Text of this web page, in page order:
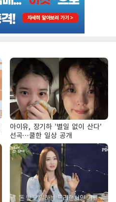
아이유, 장기하 '별일 없이 산다'
선곡…쿨한 일상 공개